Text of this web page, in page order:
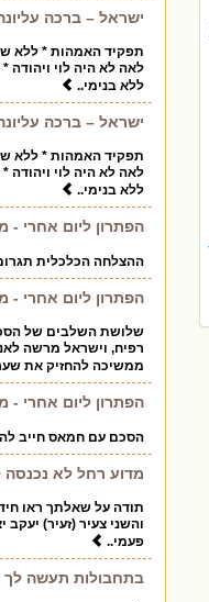
ישראל – ברכה
תפקיד האמהות * ללא
לאה לא היה לוי
ללא בנימי..
ישראל – ברכה
תפקיד האמהות * ללא
לאה לא היה לוי
ללא בנימי..
הפתרון ליום אחרי -
ההצלחה הכלכלית
הפתרון ליום אחרי -
ממשיכה להחזיק את
הפתרון ליום אחרי -
הסכם עם חמאס חייב
מדוע רחל לא נכנסה
תודה על שאלתך ראו
והשני צעיר (זעיר)
פעמי..
בתחבולות תעשה